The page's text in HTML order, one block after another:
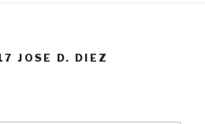
JOSE D. DIEZ